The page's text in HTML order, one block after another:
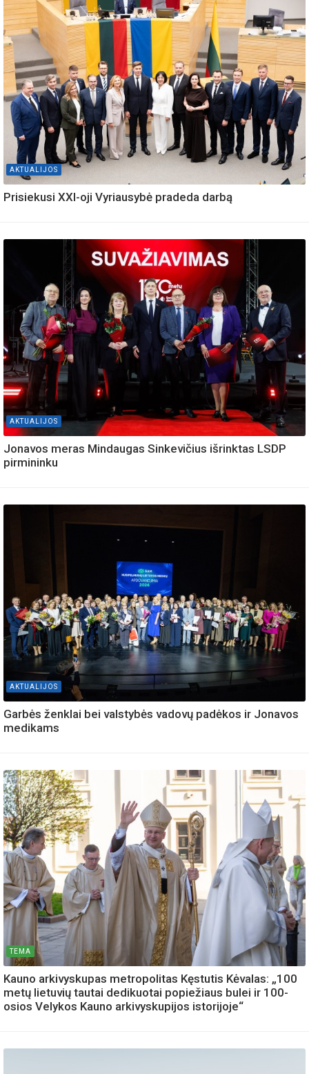
AKTUALIJOS
Prisiekusi XXI-oji Vyriausybė pradeda darbą
AKTUALIJOS
Jonavos meras Mindaugas Sinkevičius išrinktas LSDP
pirmininku
AKTUALIJOS
Garbės ženklai bei valstybės vadovų padėkos ir Jonavos
medikams
TEMA
Kauno arkivyskupas metropolitas Kęstutis Kėvalas: „100
metų lietuvių tautai dedikuotai popiežiaus bulei ir 100-
osios Velykos Kauno arkivyskupijos istorijoje“